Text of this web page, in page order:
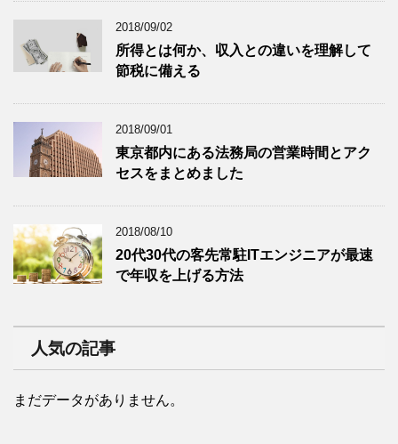
2018/09/02
所得とは何か、収入との違いを理解して
節税に備える
2018/09/01
東京都内にある法務局の営業時間とアク
セスをまとめました
2018/08/10
20代30代の客先常駐ITエンジニアが最速
で年収を上げる方法
人気の記事
まだデータがありません。